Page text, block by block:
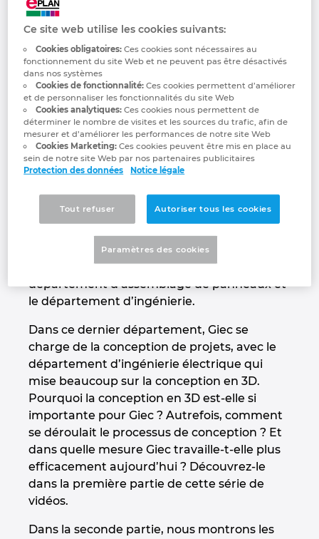
Pourqoui la
conception en 3D est
si importante pour
Giec
la réalisation d’installations industrielles dans
l’électricité, l’assemblage de panneaux,
l’instrumentation et l’automatisation. Les
activités sont axées sur trois piliers : le
département d’installation, son propre
département d’assemblage de panneaux et
le département d’ingénierie.
Dans ce dernier département, Giec se
charge de la conception de projets, avec le
département d’ingénierie électrique qui
mise beaucoup sur la conception en 3D.
Pourquoi la conception en 3D est-elle si
importante pour Giec ? Autrefois, comment
se déroulait le processus de conception ? Et
dans quelle mesure Giec travaille-t-elle plus
efficacement aujourd’hui ? Découvrez-le
dans la première partie de cette série de
vidéos.
Dans la seconde partie, nous montrons les
Industrie maritime
Technologie du bâtiment
EPLAN en pratique
Automatisation des bâtiments
Configuration
EPLAN Data Portal
EPLAN Education pour les enseignants
EPLAN Education pour les étudiants
EPLAN Collaboration Apps
Gestion des projets
Références clients
Sites
Contact
Trust Center
Brunei
Bulgaria
Canada
Chile
China
Colombia
Czech Republic
Denmark
Finland
France
Germany
Greece
Ce site web utilise les cookies suivants:
Cookies obligatoires:Ces cookies sont nécessaires au
fonctionnement du site Web et ne peuvent pas être désactivés
dans nos systèmes
Cookies de fonctionnalité:Ces cookies permettent d’améliorer
et de personnaliser les fonctionnalités du site Web
Cookies analytiques:Ces cookies nous permettent de
déterminer le nombre de visites et les sources du trafic, afin de
mesurer et d’améliorer les performances de notre site Web
Cookies Marketing:Ces cookies peuvent être mis en place au
sein de notre site Web par nos partenaires publicitaires
Protection des données
Notice légale
Tout refuser Autoriser tous les cookies
Paramètres des cookies